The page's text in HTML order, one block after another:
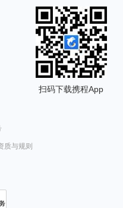
扫码下载携程App
质与规则